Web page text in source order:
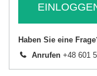
Haben Sie eine
Anrufen +48 601